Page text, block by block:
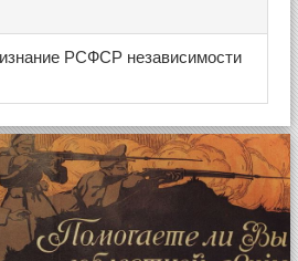
РСФСР независимости